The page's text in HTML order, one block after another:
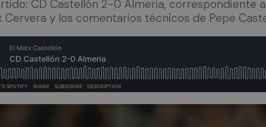
CD Castellón 2-0 Almeria, correspondiente
Cervera y los comentarios técnicos de Pepe